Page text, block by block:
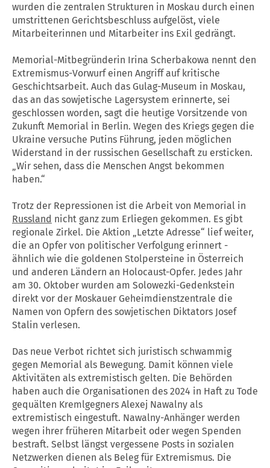
wurden die zentralen Strukturen in Moskau durch einen
umstrittenen Gerichtsbeschluss aufgelöst, viele
Mitarbeiterinnen und Mitarbeiter ins Exil gedrängt.
Memorial-Mitbegründerin Irina Scherbakowa nennt den
Extremismus-Vorwurf einen Angriff auf kritische
Geschichtsarbeit. Auch das Gulag-Museum in Moskau,
das an das sowjetische Lagersystem erinnerte, sei
geschlossen worden, sagt die heutige Vorsitzende von
Zukunft Memorial in Berlin. Wegen des Kriegs gegen die
Ukraine versuche Putins Führung, jeden möglichen
Widerstand in der russischen Gesellschaft zu ersticken.
„Wir sehen, dass die Menschen Angst bekommen
haben.“
Trotz der Repressionen ist die Arbeit von Memorial in
Russland nicht ganz zum Erliegen gekommen. Es gibt
regionale Zirkel. Die Aktion „Letzte Adresse“ lief weiter,
die an Opfer von politischer Verfolgung erinnert -
ähnlich wie die goldenen Stolpersteine in Österreich
und anderen Ländern an Holocaust-Opfer. Jedes Jahr
am 30. Oktober wurden am Solowezki-Gedenkstein
direkt vor der Moskauer Geheimdienstzentrale die
Namen von Opfern des sowjetischen Diktators Josef
Stalin verlesen.
Das neue Verbot richtet sich juristisch schwammig
gegen Memorial als Bewegung. Damit können viele
Aktivitäten als extremistisch gelten. Die Behörden
haben auch die Organisationen des 2024 in Haft zu Tode
gequälten Kremlgegners Alexej Nawalny als
extremistisch eingestuft. Nawalny-Anhänger werden
wegen ihrer früheren Mitarbeit oder wegen Spenden
bestraft. Selbst längst vergessene Posts in sozialen
Netzwerken dienen als Beleg für Extremismus. Die